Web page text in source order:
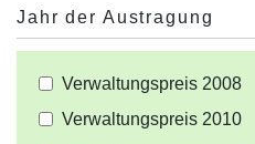
Jahr der Austragung
Verwaltungspreis 2008
Verwaltungspreis 2010